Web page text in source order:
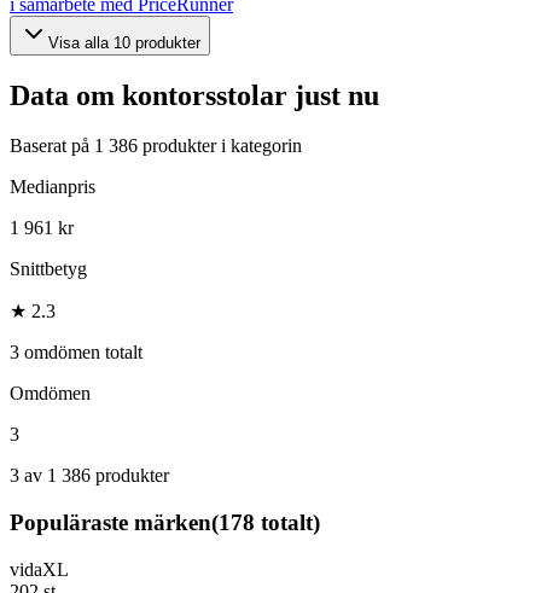
Visa alla 10 produkter
Data om kontorsstolar just nu
Baserat på 1 386 produkter i kategorin
Medianpris
1 961 kr
Snittbetyg
★ 2.3
3 omdömen totalt
Omdömen
3
3 av 1 386 produkter
Populäraste märken(178 totalt)
vidaXL